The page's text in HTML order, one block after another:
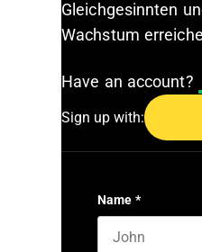
Gleichgesinnten
Wachstum
Have an account?
Sign up with:
Name *